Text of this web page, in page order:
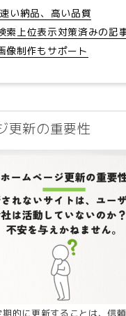
い納品、高い品質
索上位表示対策済みの記
像制作もサポート
更新の重要性
的に更新することは、信